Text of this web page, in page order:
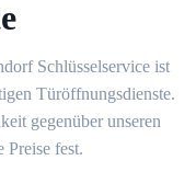
Schlüsselservice ist
Türöffnungsdienste.​
gegenüber unseren
Preise fest.​